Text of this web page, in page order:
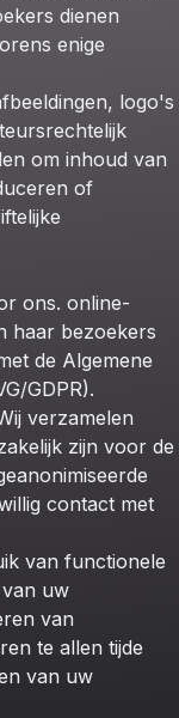
dienen
enige
logo's
om inhoud van
of
ons. online-
haar bezoekers
de Algemene
GDPR).
verzamelen
zijn voor de
contact met
van functionele
uw
van
te allen tijde
van uw